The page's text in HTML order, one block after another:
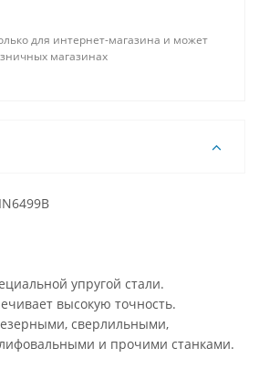
для интернет-магазина и может
магазинах
упругой стали.
высокую точность.
сверлильными,
и прочими станками.